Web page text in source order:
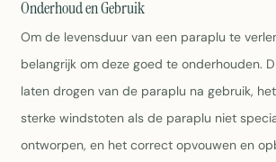
Onderhoud en Gebruik
Om de levensduur van een paraplu te
belangrijk om deze goed te onderhouden.
laten drogen van de paraplu na gebruik,
sterke windstoten als de paraplu niet
ontworpen, en het correct opvouwen en